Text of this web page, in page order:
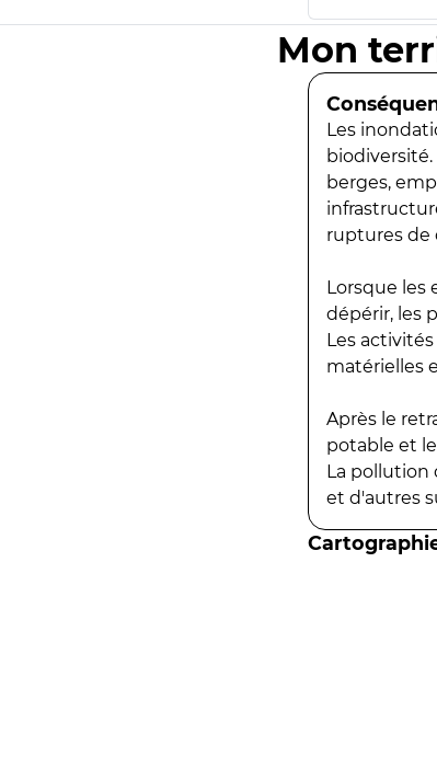
Mon
Les
berges,
ruptures de
Lorsque les
dépérir, les
Les
matérielles
Après le
potable et
La pollution
et d'autres